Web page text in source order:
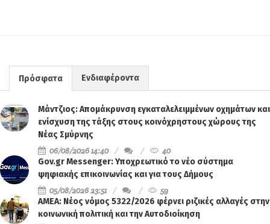
Πρόσφατα Ενδιαφέροντα
Μάντζιος: Απομάκρυνση εγκαταλελειμμένων οχημάτων και
ενίσχυση της τάξης στους κοινόχρηστους χώρους της
Νέας Σμύρνης
06/08/2026 14:40
40
Gov.gr Messenger: Υποχρεωτικό το νέο σύστημα
ψηφιακής επικοινωνίας και για τους Δήμους
05/08/2026 23:51
59
ΑΜΕΑ: Νέος νόμος 5322/2026 φέρνει ριζικές αλλαγές στην
κοινωνική πολιτική και την Αυτοδιοίκηση